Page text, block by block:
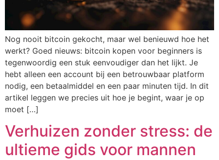
Nog nooit bitcoin gekocht, maar wel benieuwd hoe het
werkt? Goed nieuws: bitcoin kopen voor beginners is
tegenwoordig een stuk eenvoudiger dan het lijkt. Je
hebt alleen een account bij een betrouwbaar platform
nodig, een betaalmiddel en een paar minuten tijd. In dit
artikel leggen we precies uit hoe je begint, waar je op
moet […]
Verhuizen zonder stress: de
ultieme gids voor mannen